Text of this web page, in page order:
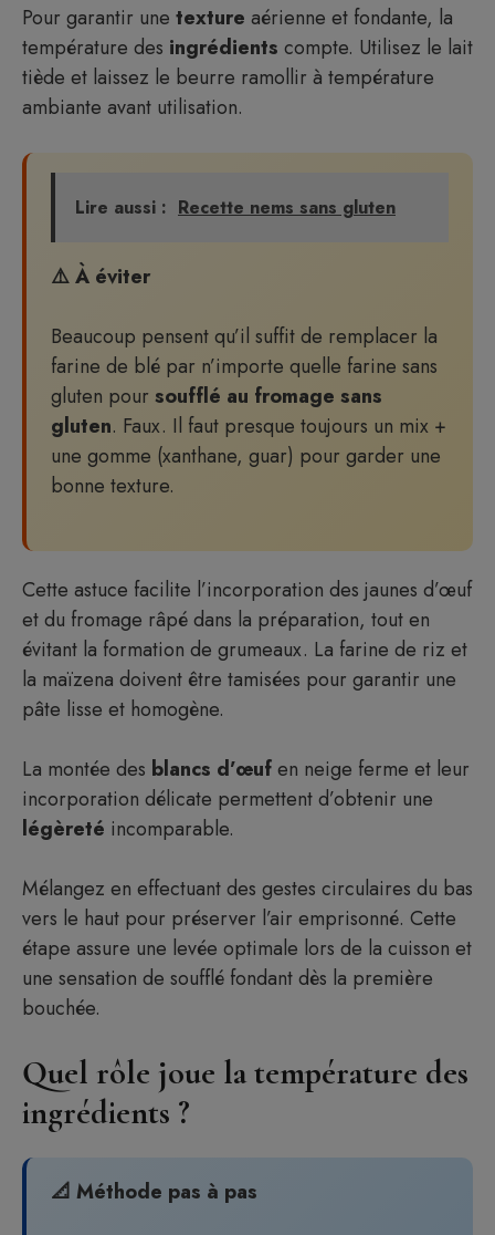
Pour garantir une texture aérienne et fondante, la
température des ingrédients compte. Utilisez le lait
tiède et laissez le beurre ramollir à température
ambiante avant utilisation.
Lire aussi : Recette nems sans gluten
⚠️ À éviter
Beaucoup pensent qu’il suffit de remplacer la
farine de blé par n’importe quelle farine sans
gluten pour soufflé au fromage sans
gluten. Faux. Il faut presque toujours un mix +
une gomme (xanthane, guar) pour garder une
bonne texture.
Cette astuce facilite l’incorporation des jaunes d’œuf
et du fromage râpé dans la préparation, tout en
évitant la formation de grumeaux. La farine de riz et
la maïzena doivent être tamisées pour garantir une
pâte lisse et homogène.
La montée des blancs d’œufen neige ferme et leur
incorporation délicate permettent d’obtenir une
légèreté incomparable.
Mélangez en effectuant des gestes circulaires du bas
vers le haut pour préserver l’air emprisonné. Cette
étape assure une levée optimale lors de la cuisson et
une sensation de soufflé fondant dès la première
bouchée.
Quel rôle joue la température des
ingrédients ?
📐 Méthode pas à pas